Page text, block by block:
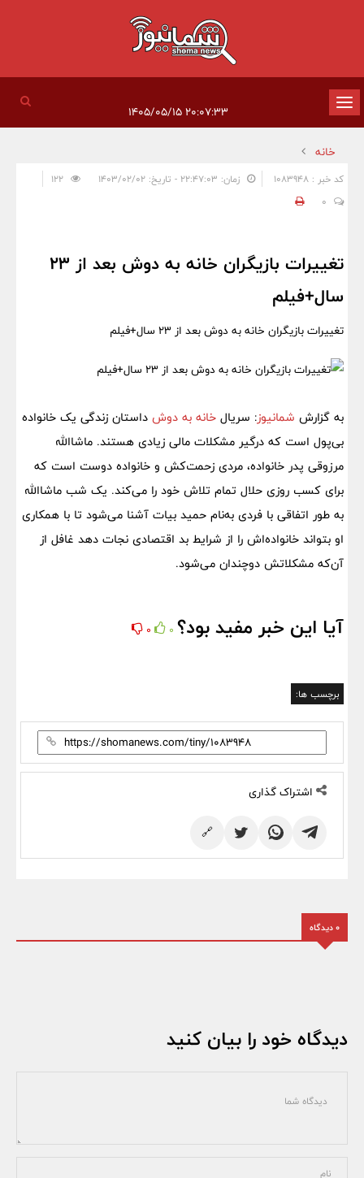
تغییر
وضعیت
ناوبری
خانه
کد خبر : 1083948 زمان: ۲۲:۴۷:۰۳ - تاریخ: ۱۴۰۳/۰۲/۰۲
0
تغییرات بازیگران خانه به دوش بعد از ۲۳
سال+فیلم
تغییرات بازیگران خانه به دوش بعد از ۲۳ سال+فیلم
به گزارش شمانیوز: سریال خانه به دوش داستان زندگی یک خانواده
بی‌پول است که درگیر مشکلات مالی زیادی هستند. ماشاالله
مرزوقی پدر خانواده، مردی زحمت‌کش و خانواده دوست است که
برای کسب روزی حلال تمام تلاش خود را می‌کند. یک شب ماشاالله
به طور اتفاقی با فردی به‌نام حمید بیات آشنا می‌شود تا با همکاری
او بتواند خانواده‌اش را از شرایط بد اقتصادی نجات دهد غافل از
آن‌که مشکلاتش دوچندان می‌شود.
آیا این خبر مفید بود؟ 0
0
برچسب ها:
اشتراک گذاری
🔗
0 دیدگاه
دیدگاه خود را بیان کنید